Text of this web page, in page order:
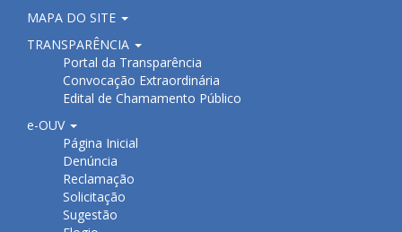
MAPA DO SITE
TRANSPARÊNCIA
Portal da Transparência
Convocação Extraordinária
Edital de Chamamento Público
e-OUV
Página Inicial
Denúncia
Reclamação
Solicitação
Sugestão